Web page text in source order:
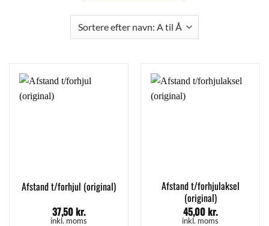
Afstand t/forhjul (original)
37,50kr.
inkl. moms
Afstand t/forhjulaksel
(original)
45,00kr.
inkl. moms